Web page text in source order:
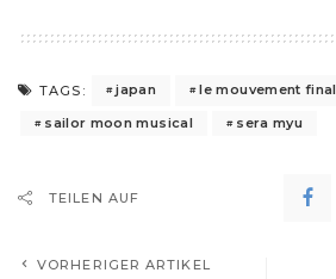
TAGS: japan le mouvement final
sailor moon musical
sera myu
TEILEN AUF
VORHERIGER ARTIKEL